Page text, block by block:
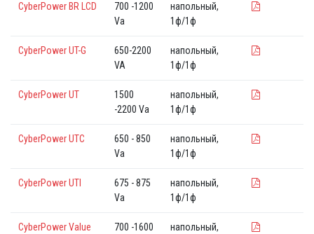
CyberPower BR LCD
700 -1200
Va
напольный,
1ф/1ф
CyberPower UT-G
650-2200
VA
напольный,
1ф/1ф
CyberPower UT
1500
-2200 Va
напольный,
1ф/1ф
CyberPower UTC
650 - 850
Va
напольный,
1ф/1ф
CyberPower UTI
675 - 875
Va
напольный,
1ф/1ф
CyberPower Value
700 -1600
напольный,